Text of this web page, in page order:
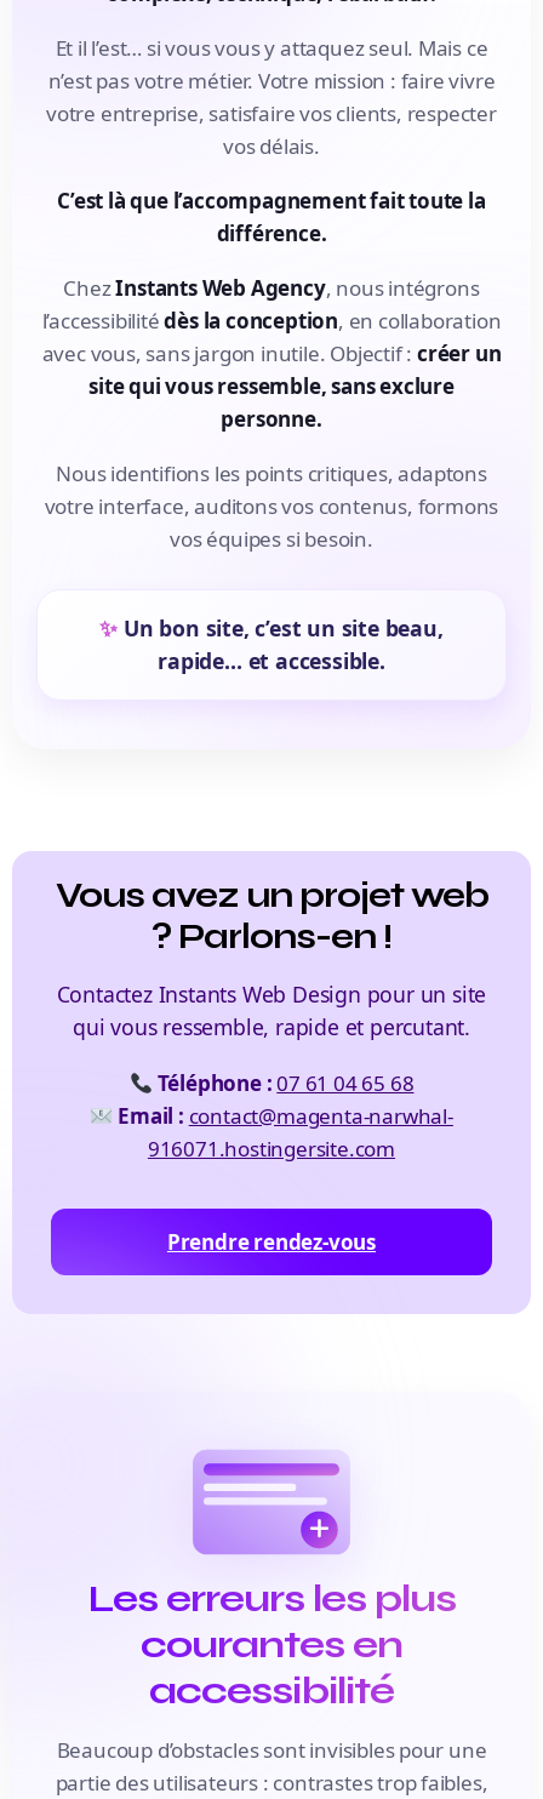
Et il l’est… si vous vous y attaquez seul. Mais ce
n’est pas votre métier. Votre mission : faire vivre
votre entreprise, satisfaire vos clients, respecter
vos délais.
C’est là que l’accompagnement fait toute la
différence.
ChezInstants Web Agency, nous intégrons
l’accessibilitédès la conception, en collaboration
avec vous, sans jargon inutile. Objectif : créer un
site qui vous ressemble, sans exclure
personne.
Nous identifions les points critiques, adaptons
votre interface, auditons vos contenus, formons
vos équipes si besoin.
Un bon site, c’est un site beau,
rapide… et accessible.
Vous avez un projet web
? Parlons-en !
Contactez Instants Web Design pour un site
qui vous ressemble, rapide et percutant.
Téléphone :07 61 04 65 68
Email : contact@magenta-narwhal-
916071.hostingersite.com
Prendre rendez-vous
Les erreurs les plus
courantes en
accessibilité
Beaucoup d’obstacles sont invisibles pour une
partie des utilisateurs : contrastes trop faibles,